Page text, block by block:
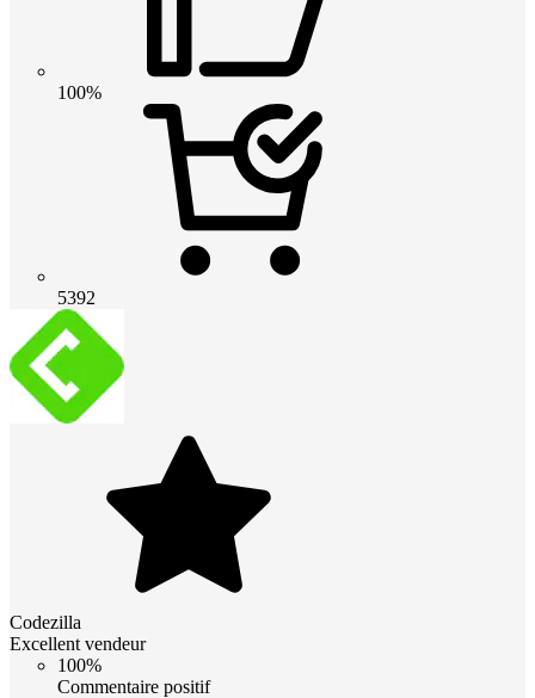
100%
5392
Codezilla
Excellent vendeur
100%
Commentaire positif